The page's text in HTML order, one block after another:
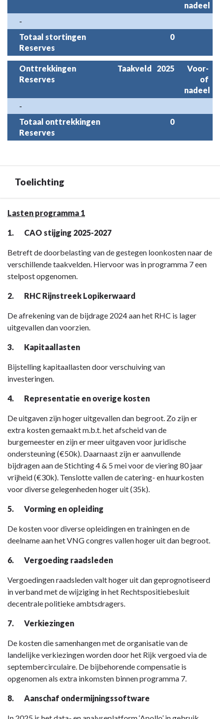
nadeel
-
Totaal stortingen
Reserves
0
Onttrekkingen
Reserves
Taakveld 2025
Voor-
of
nadeel
-
Totaal onttrekkingen
Reserves
0
Toelichting
Terug
navigatie
Programma
Bestuur,
dienstverlening
veiligheid
Toelichting
Lasten programma 1
1. CAO stijging 2025-2027
Betreft de doorbelasting van de gestegen loonkosten naar de
verschillende taakvelden. Hiervoor was in programma 7 een
stelpost opgenomen.
2. RHC Rijnstreek Lopikerwaard
De afrekening van de bijdrage 2024 aan het RHC is lager
uitgevallen dan voorzien.
3. Kapitaallasten
Bijstelling kapitaallasten door verschuiving van
investeringen.
4. Representatie en overige kosten
De uitgaven zijn hoger uitgevallen dan begroot. Zo zijn er
extra kosten gemaakt m.b.t. het afscheid van de
burgemeester en zijn er meer uitgaven voor juridische
ondersteuning (€50k). Daarnaast zijn er aanvullende
bijdragen aan de Stichting 4 & 5 mei voor de viering 80 jaar
vrijheid (€30k). Tenslotte vallen de catering- en huurkosten
voor diverse gelegenheden hoger uit (35k).
5. Vorming en opleiding
De kosten voor diverse opleidingen en trainingen en de
deelname aan het VNG congres vallen hoger uit dan begroot.
6. Vergoeding raadsleden
Vergoedingen raadsleden valt hoger uit dan geprognotiseerd
in verband met de wijziging in het Rechtspositiebesluit
decentrale politieke ambtsdragers.
7. Verkiezingen
De kosten die samenhangen met de organisatie van de
landelijke verkiezingen worden door het Rijk vergoed via de
septembercirculaire. De bijbehorende compensatie is
opgenomen als extra inkomsten binnen programma 7.
8. Aanschaf ondermijningssoftware